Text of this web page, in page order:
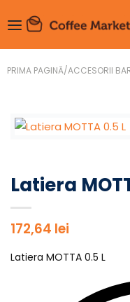
PRIMA PAGINĂ/ACCESORII
Latiera
172,64 lei
Latiera MOTTA 0.5 L